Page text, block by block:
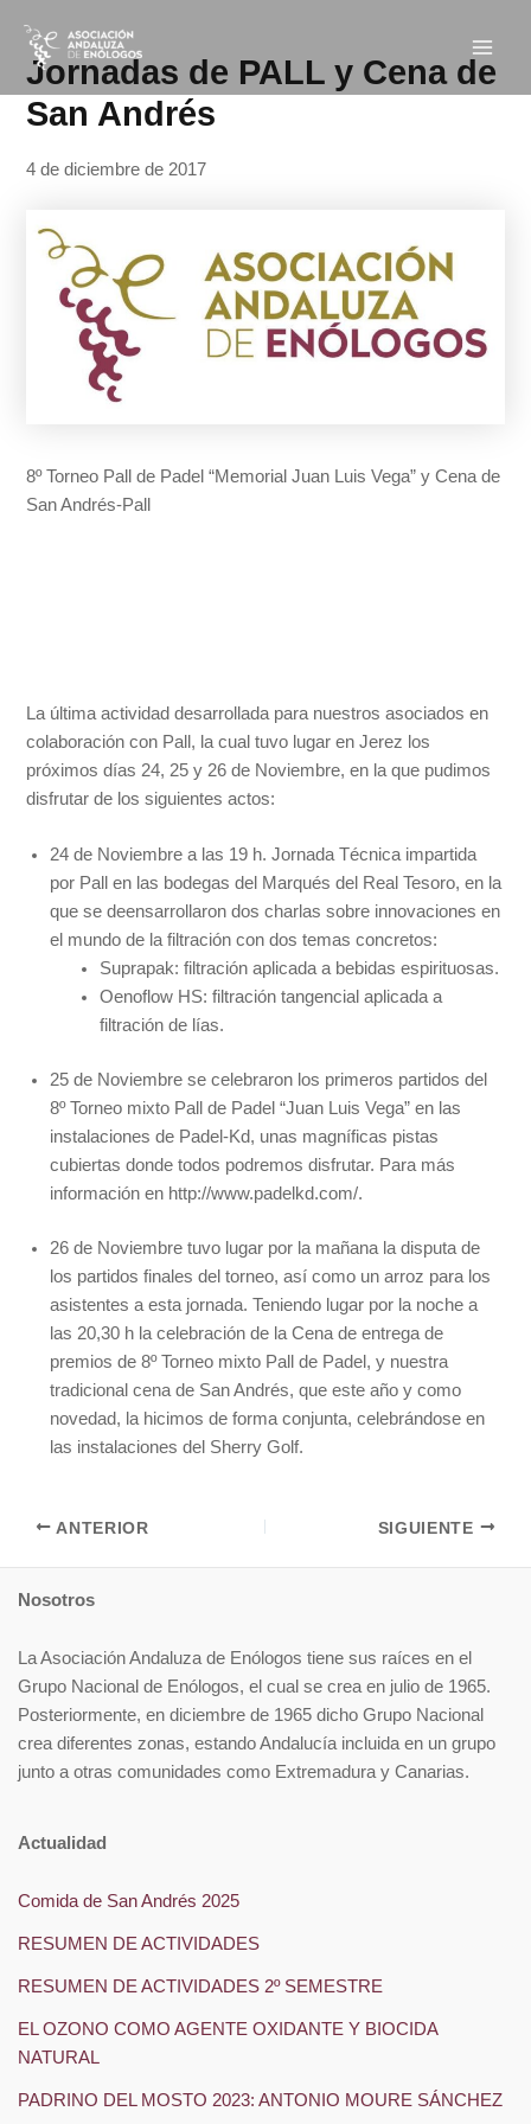
contenido
Jornadas de PALL y Cena de
San Andrés
4 de diciembre de 2017
8º Torneo Pall de Padel “Memorial Juan Luis Vega” y Cena de
San Andrés-Pall
La última actividad desarrollada para nuestros asociados en
colaboración con Pall, la cual tuvo lugar en Jerez los
próximos días 24, 25 y 26 de Noviembre, en la que pudimos
disfrutar de los siguientes actos:
24 de Noviembre a las 19 h. Jornada Técnica impartida
por Pall en las bodegas del Marqués del Real Tesoro, en la
que se deensarrollaron dos charlas sobre innovaciones en
el mundo de la filtración con dos temas concretos:
Suprapak: filtración aplicada a bebidas espirituosas.
Oenoflow HS: filtración tangencial aplicada a
filtración de lías.
25 de Noviembre se celebraron los primeros partidos del
8º Torneo mixto Pall de Padel “Juan Luis Vega” en las
instalaciones de Padel-Kd, unas magníficas pistas
cubiertas donde todos podremos disfrutar. Para más
información en http://www.padelkd.com/.
26 de Noviembre tuvo lugar por la mañana la disputa de
los partidos finales del torneo, así como un arroz para los
asistentes a esta jornada. Teniendo lugar por la noche a
las 20,30 h la celebración de la Cena de entrega de
premios de 8º Torneo mixto Pall de Padel, y nuestra
tradicional cena de San Andrés, que este año y como
novedad, la hicimos de forma conjunta, celebrándose en
las instalaciones del Sherry Golf.
entradas
ANTERIOR SIGUIENTE
Nosotros
La Asociación Andaluza de Enólogos tiene sus raíces en el
Grupo Nacional de Enólogos, el cual se crea en julio de 1965.
Posteriormente, en diciembre de 1965 dicho Grupo Nacional
crea diferentes zonas, estando Andalucía incluida en un grupo
junto a otras comunidades como Extremadura y Canarias.
Actualidad
Comida de San Andrés 2025
RESUMEN DE ACTIVIDADES
RESUMEN DE ACTIVIDADES 2º SEMESTRE
EL OZONO COMO AGENTE OXIDANTE Y BIOCIDA
NATURAL
PADRINO DEL MOSTO 2023: ANTONIO MOURE SÁNCHEZ